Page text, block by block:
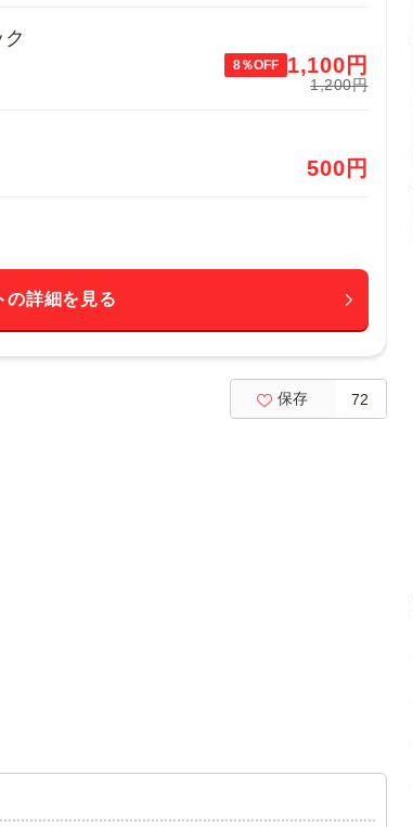
8％OFF 1,100 円
1,200円
500 円
の詳細を見る
保存 72